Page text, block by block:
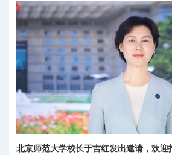
北京师范大学校长于吉红发出邀请，欢迎
京师问道——“心”有大我 弦歌报国